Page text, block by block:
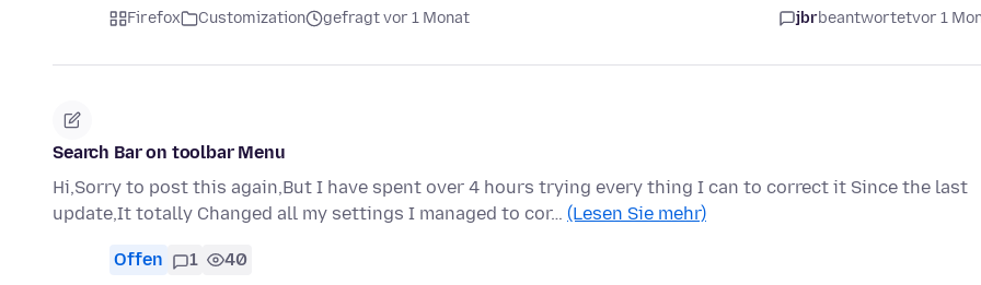
Firefox Customization gefragt vor 1 Monat jbrbeantwortetvor 1
Search Bar on toolbar Menu
Hi,Sorry to post this again,But I have spent over 4 hours trying every thing I can to correct it Since the last
update,It totally Changed all my settings I managed to cor… (Lesen Sie mehr)
Offen 1 40